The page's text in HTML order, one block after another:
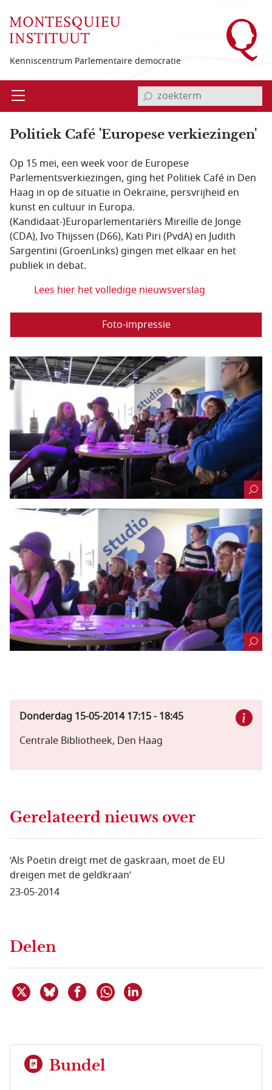
Kenniscentrum Parlementaire democratie
Open invoerveld zoekterm
Politiek Café 'Europese verkiezingen'
Op 15 mei, een week voor de Europese
Parlementsverkiezingen, ging het Politiek Café in Den
Haag in op de situatie in Oekraïne, persvrijheid en
kunst en cultuur in Europa.
(Kandidaat-)Europarlementariërs Mireille de Jonge
(CDA), Ivo Thijssen (D66), Kati Piri (PvdA) en Judith
Sargentini (GroenLinks) gingen met elkaar en het
publiek in debat.
Lees hier het volledige nieuwsverslag
Foto-impressie
Donderdag 15-05-201417:15-18:45
Centrale Bibliotheek, Den Haag
Gerelateerd nieuws over
‘Als Poetin dreigt met de gaskraan, moet de EU
dreigen met de geldkraan’
23-05-2014
Delen
Deel dit item op X
Deel dit item op Bluesky
Deel dit item op Facebook
Delen via WhatsApp
Bundel